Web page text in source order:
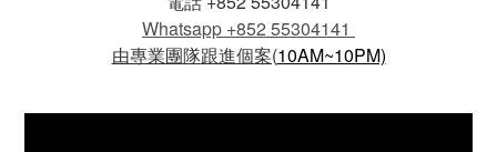
Whatsapp +852 55304141
由專業團隊跟進個案(10AM~10PM)